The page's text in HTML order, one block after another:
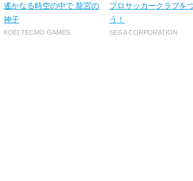
遙かなる時空の中で 龍宮の
神子
KOEI TECMO GAMES
プロサッカークラブを
う！
SEGA CORPORATION